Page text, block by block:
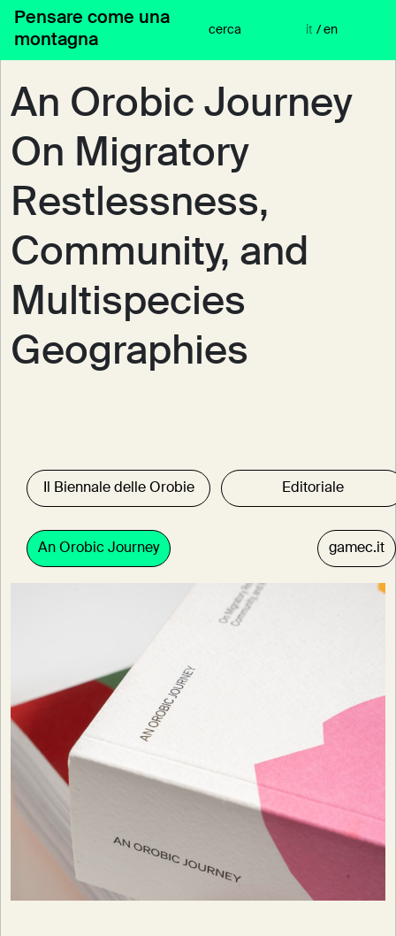
VaiPensare come una
montagna
cerca / en
it
Il Biennale delle Orobie Editoriale
An Orobic Journey gamec.it
An Orobic Journey
On Migratory
Restlessness,
Community, and
Multispecies
Geographies